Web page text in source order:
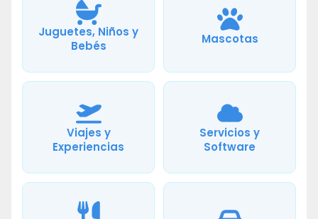
Juguetes, Niños y
Bebés
Mascotas
Viajes y
Experiencias
Servicios y
Software